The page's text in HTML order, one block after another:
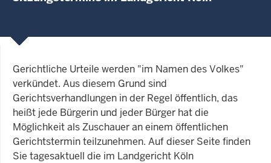
Gerichtliche Urteile werden "im Namen des Volkes"
verkündet. Aus diesem Grund sind
Gerichtsverhandlungen in der Regel öffentlich, das
heißt jede Bürgerin und jeder Bürger hat die
Möglichkeit als Zuschauer an einem öffentlichen
Gerichtstermin teilzunehmen. Auf dieser Seite finden
Sie tagesaktuell die im Landgericht Köln